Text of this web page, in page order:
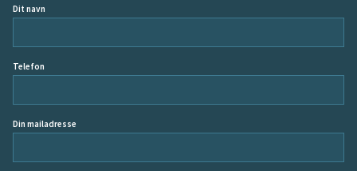
Dit navn
Telefon
Din mailadresse